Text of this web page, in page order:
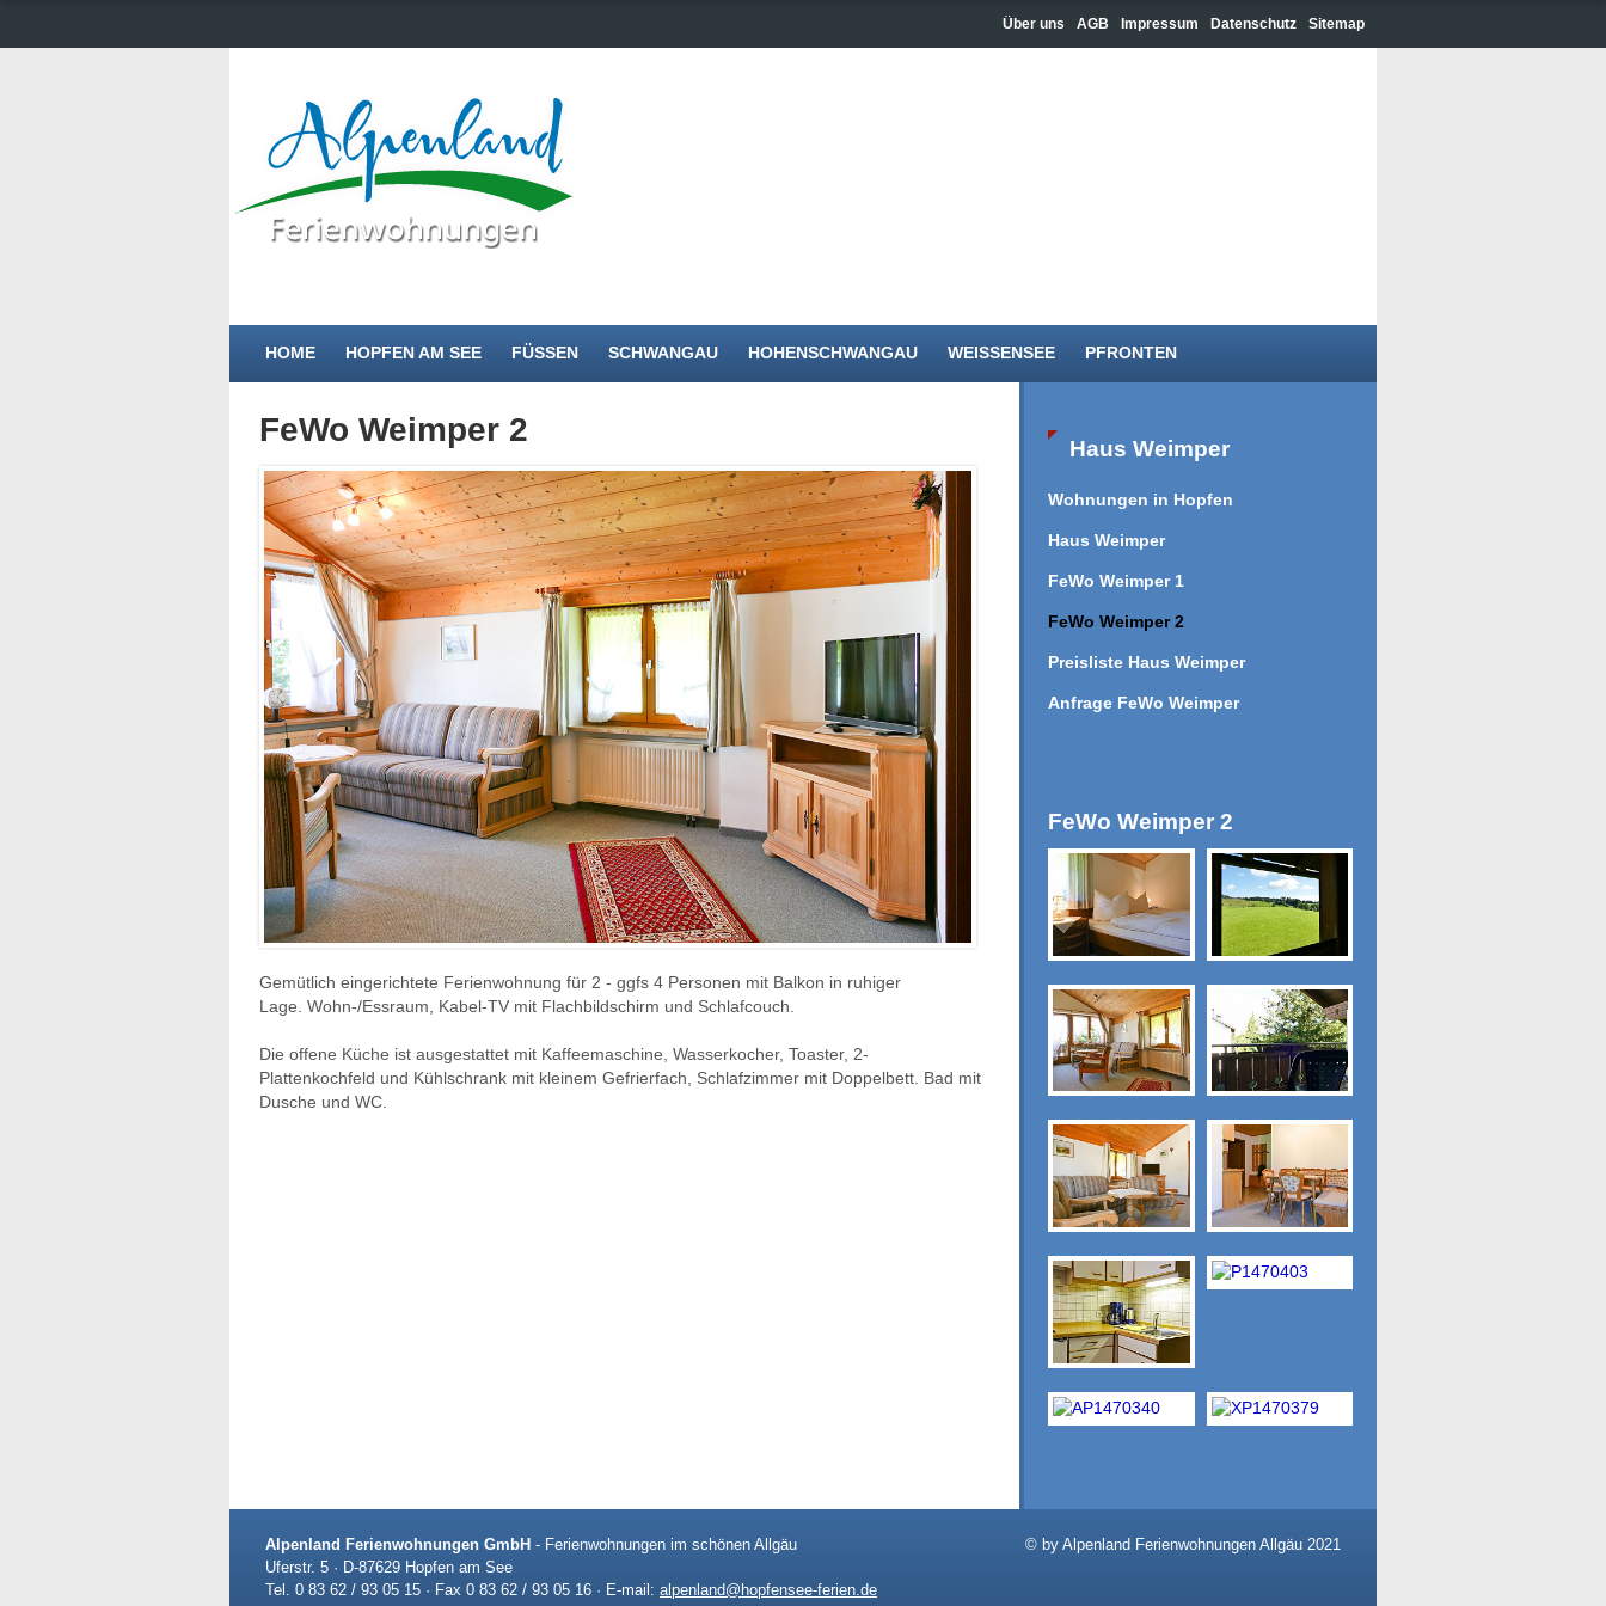
Über uns AGB Impressum Datenschutz Sitemap
HOME HOPFEN AM SEE FÜSSEN SCHWANGAU HOHENSCHWANGAU WEISSENSEE PFRONTEN
FeWo Weimper 2
Gemütlich eingerichtete Ferienwohnung für 2 - ggfs 4 Personen mit Balkon in ruhiger
Lage.Wohn-/Essraum, Kabel-TV mit Flachbildschirm und Schlafcouch.
Die offene Küche ist ausgestattet mit Kaffeemaschine, Wasserkocher, Toaster, 2-
Plattenkochfeld und Kühlschrank mit kleinem Gefrierfach, Schlafzimmer mit Doppelbett. Bad mit
Dusche und WC.
Haus Weimper
Wohnungen in Hopfen
Haus Weimper
FeWo Weimper 1
FeWo Weimper 2
Preisliste Haus Weimper
Anfrage FeWo Weimper
FeWo Weimper 2
Alpenland Ferienwohnungen GmbH - Ferienwohnungen im schönen Allgäu
Uferstr. 5 · D-87629 Hopfen am See
Tel. 0 83 62 / 93 05 15 · Fax 0 83 62 / 93 05 16 · E-mail: alpenland@hopfensee-ferien.de
© by Alpenland Ferienwohnungen Allgäu 2021